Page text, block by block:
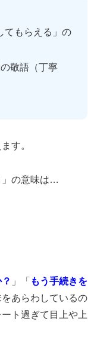
てもらえる」の
敬語（丁寧
す。
」の意味は…
」「 もう手続きを
あらわしているの
ト過ぎて目上や上